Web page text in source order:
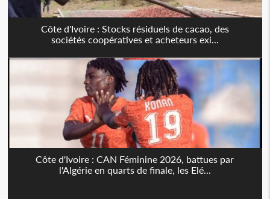
Côte d'Ivoire : Stocks résiduels de cacao, des
sociétés coopératives et acheteurs exi...
Côte d'Ivoire : CAN Féminine 2026, battues par
l'Algérie en quarts de finale, les Elé...